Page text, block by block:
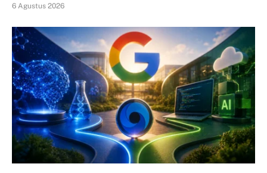
6 Agustus 2026